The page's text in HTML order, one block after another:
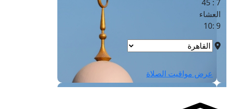
7 : 45
العشاء
9 :10
عرض مواقيت الصلاة